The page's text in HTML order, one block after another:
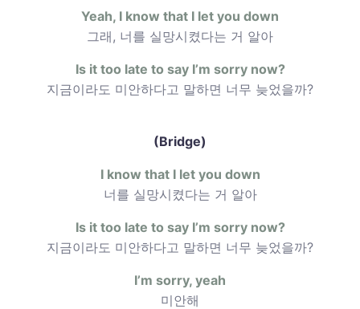
Yeah, I know that I let you down
그래, 너를 실망시켰다는 거 알아
Is it too late to say I’m sorry now?
지금이라도 미안하다고 말하면 너무 늦었을까?
(Bridge)
I know that I let you down
너를 실망시켰다는 거 알아
Is it too late to say I’m sorry now?
지금이라도 미안하다고 말하면 너무 늦었을까?
I’m sorry, yeah
미안해